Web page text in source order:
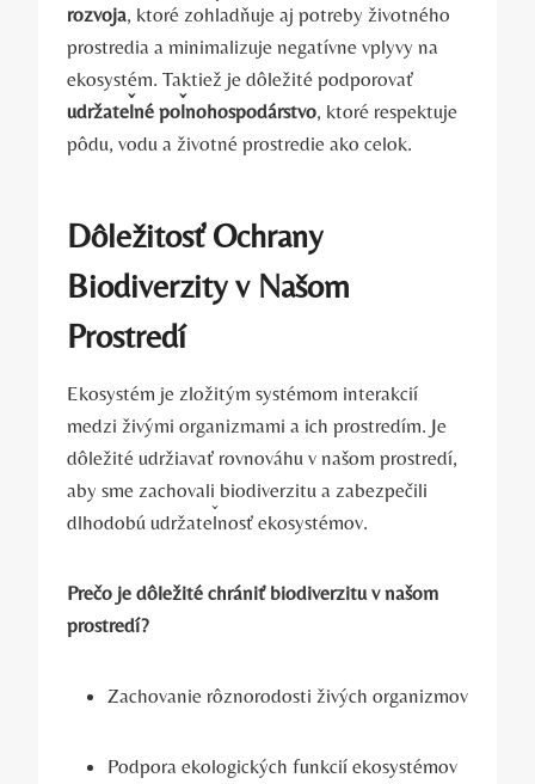
rozvoja, ktoré zohľadňuje aj potreby životného
prostredia a minimalizuje negatívne vplyvy na
ekosystém. Taktiež je dôležité podporovať
udržateľné poľnohospodárstvo, ktoré respektuje
pôdu, vodu a životné prostredie ako celok.
Dôležitosť Ochrany
Biodiverzity v Našom
Prostredí
Ekosystém je zložitým systémom interakcií
medzi živými organizmami a ich prostredím. Je
dôležité udržiavať rovnováhu v našom prostredí,
aby sme zachovali biodiverzitu a zabezpečili
dlhodobú udržateľnosť ekosystémov.
Prečo je dôležité chrániť biodiverzitu v našom
prostredí?
Zachovanie rôznorodosti živých organizmov
Podpora ekologických funkcií ekosystémov